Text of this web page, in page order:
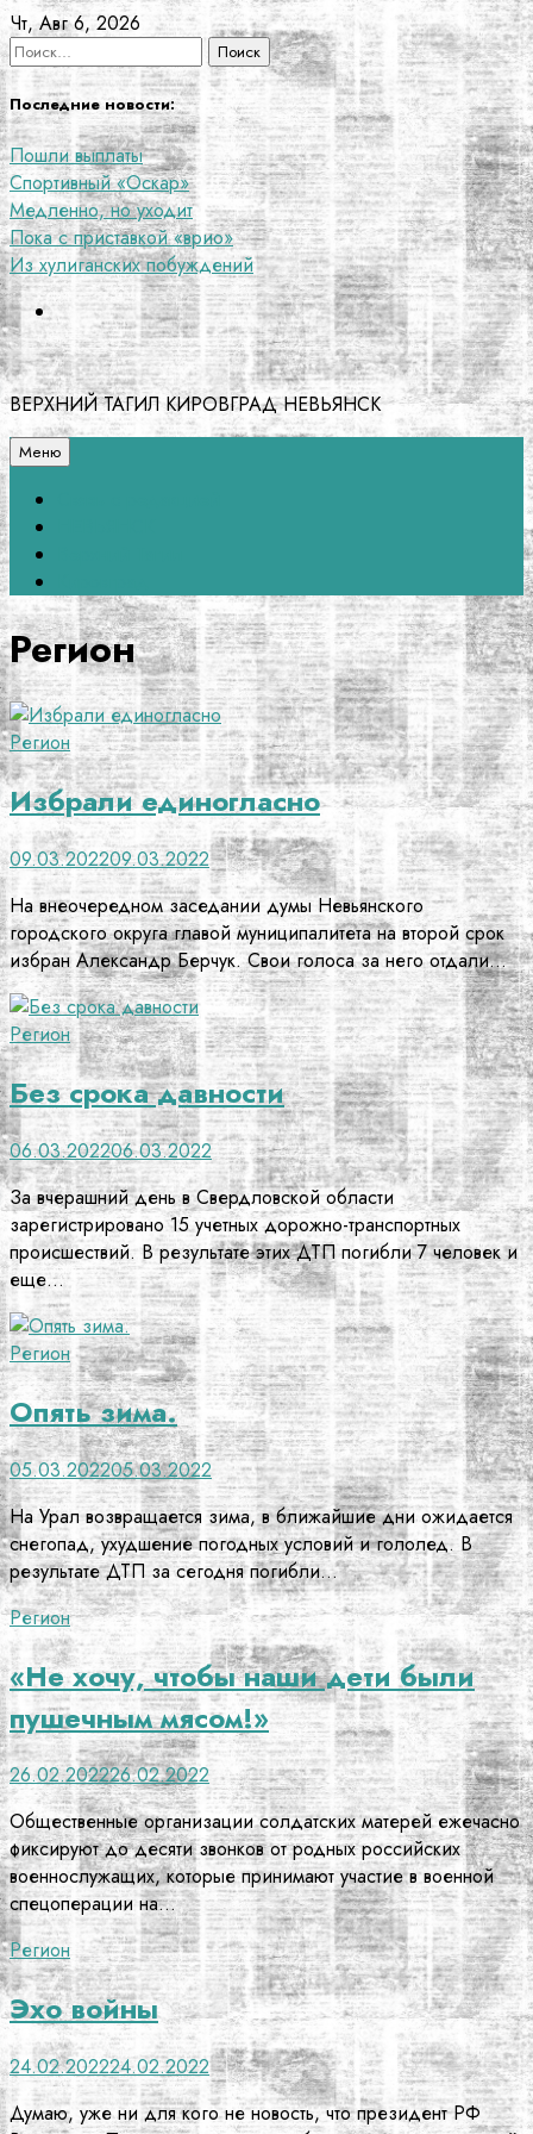
Перейти
к
содержанию
Чт, Авг 6, 2026
Найти:
Последние новости:
Пошли выплаты
Спортивный «Оскар»
Медленно, но уходит
Пока с приставкой «врио»
Из хулиганских побуждений
ВЕРХНИЙ ТАГИЛ КИРОВГРАД НЕВЬЯНСК
Меню
Регион
Регион
Избрали единогласно
09.03.202209.03.2022
На внеочередном заседании думы Невьянского
городского округа главой муниципалитета на второй срок
избран Александр Берчук. Свои голоса за него отдали…
Регион
Без срока давности
06.03.202206.03.2022
За вчерашний день в Свердловской области
зарегистрировано 15 учетных дорожно-транспортных
происшествий. В результате этих ДТП погибли 7 человек и
еще…
Регион
Опять зима.
05.03.202205.03.2022
На Урал возвращается зима, в ближайшие дни ожидается
снегопад, ухудшение погодных условий и гололед. В
результате ДТП за сегодня погибли…
Регион
«Не хочу, чтобы наши дети были
пушечным мясом!»
26.02.202226.02.2022
Общественные организации солдатских матерей ежечасно
фиксируют до десяти звонков от родных российских
военнослужащих, которые принимают участие в военной
спецоперации на…
Регион
Эхо войны
24.02.202224.02.2022
Думаю, уже ни для кого не новость, что президент РФ